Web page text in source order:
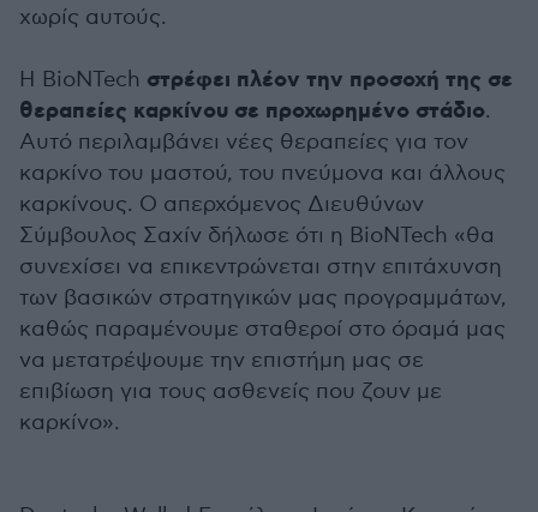
χωρίς αυτούς.
Η BioNTech στρέφει πλέον την προσοχή της σε
θεραπείες καρκίνου σε προχωρημένο στάδιο.
Αυτό περιλαμβάνει νέες θεραπείες για τον
καρκίνο του μαστού, του πνεύμονα και άλλους
καρκίνους. Ο απερχόμενος Διευθύνων
Σύμβουλος Σαχίν δήλωσε ότι η BioNTech «θα
συνεχίσει να επικεντρώνεται στην επιτάχυνση
των βασικών στρατηγικών μας προγραμμάτων,
καθώς παραμένουμε σταθεροί στο όραμά μας
να μετατρέψουμε την επιστήμη μας σε
επιβίωση για τους ασθενείς που ζουν με
καρκίνο».